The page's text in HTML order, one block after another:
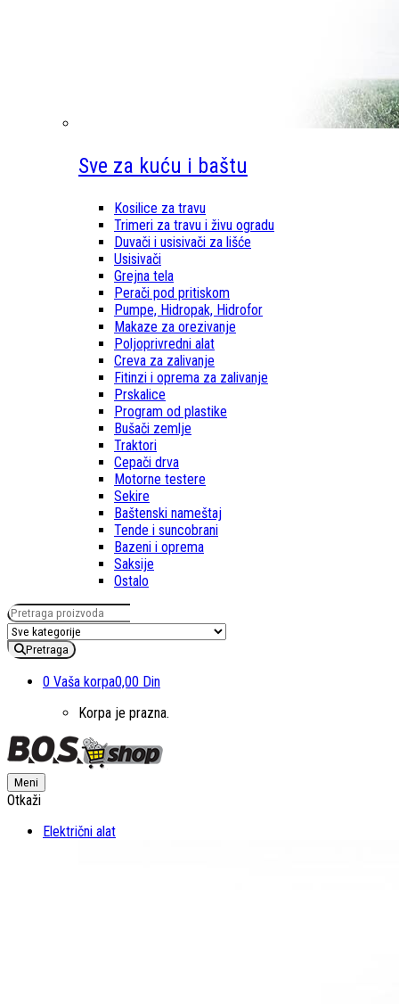
Sve za kuću i baštu
Kosilice za travu
Trimeri za travu i živu ogradu
Duvači i usisivači za lišće
Usisivači
Grejna tela
Perači pod pritiskom
Pumpe, Hidropak, Hidrofor
Makaze za orezivanje
Poljoprivredni alat
Creva za zalivanje
Fitinzi i oprema za zalivanje
Prskalice
Program od plastike
Bušači zemlje
Traktori
Cepači drva
Motorne testere
Sekire
Baštenski nameštaj
Tende i suncobrani
Bazeni i oprema
Saksije
Ostalo
Pretraga za:
Pretraga
0 Vaša korpa0,00 Din
Korpa je prazna.
Meni
Otkaži
Električni alat